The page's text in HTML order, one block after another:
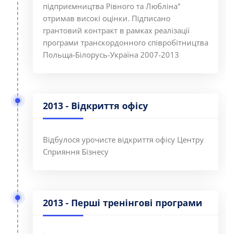
підприємництва Рівного та Любліна"
отримав високі оцінки. Підписано
грантовий контракт в рамках реалізації
програми транскордонного співробітництва
Польща-Білорусь-Україна 2007-2013
2013 - Відкриття офісу
Відбулося урочисте відкриття офісу Центру
Сприяння Бізнесу
2013 - Перші тренінгові програми